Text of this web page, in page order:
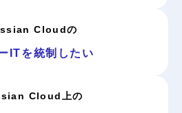
Cloudの
ITを統制したい
Cloud上の